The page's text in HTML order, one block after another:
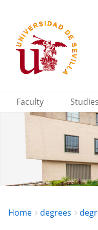
Faculty Studies
You
Home degrees